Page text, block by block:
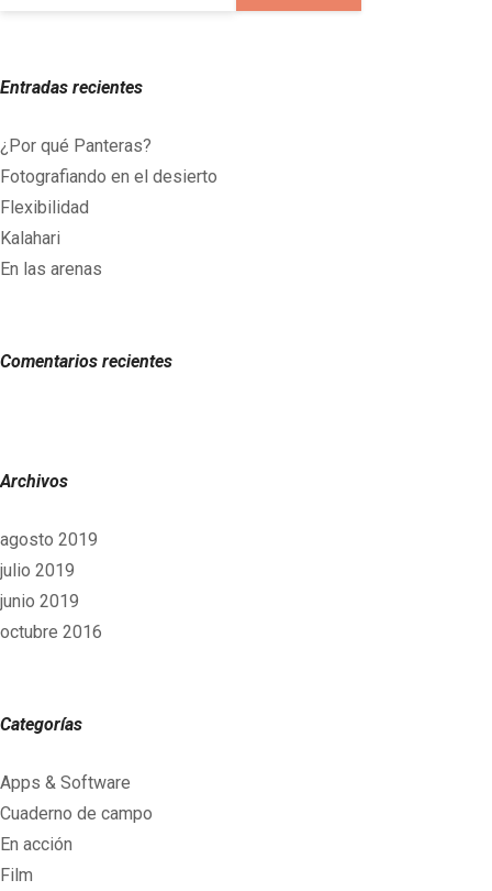
Entradas recientes
¿Por qué Panteras?
Fotografiando en el desierto
Flexibilidad
Kalahari
En las arenas
Comentarios recientes
Archivos
agosto 2019
julio 2019
junio 2019
octubre 2016
Categorías
Apps & Software
Cuaderno de campo
En acción
Film